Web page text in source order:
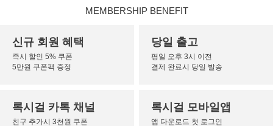
MEMBERSHIP BENEFIT
신규 회원 혜택
즉시 할인 5% 쿠폰
5만원 쿠폰팩 증정
당일 출고
평일 오후 3시 이전
결제 완료시 당일 발송
록시걸 카톡 채널
친구 추가시 3천원 쿠폰
록시걸 모바일앱
앱 다운로드 첫 로그인